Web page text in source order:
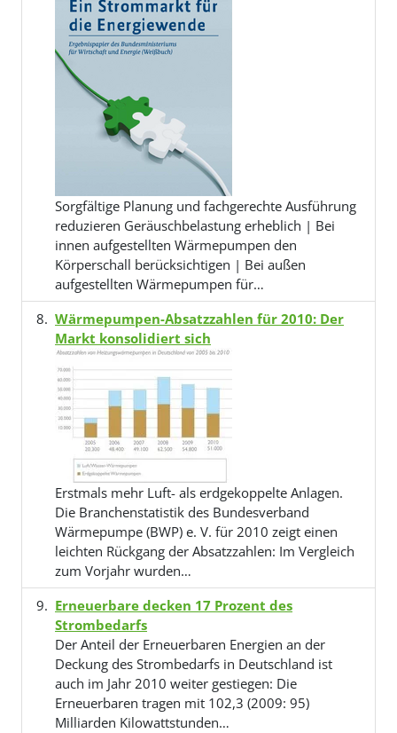
Sorgfältige Planung und fachgerechte Ausführung
reduzieren Geräuschbelastung erheblich | Bei
innen aufgestellten Wärmepumpen den
Körperschall berücksichtigen | Bei außen
aufgestellten Wärmepumpen für…
Wärmepumpen-Absatzzahlen für 2010: Der
Markt konsolidiert sich
Erstmals mehr Luft- als erdgekoppelte Anlagen.
Die Branchenstatistik des Bundesverband
Wärmepumpe (BWP) e. V. für 2010 zeigt einen
leichten Rückgang der Absatzzahlen: Im Vergleich
zum Vorjahr wurden…
Erneuerbare decken 17 Prozent des
Strombedarfs
Der Anteil der Erneuerbaren Energien an der
Deckung des Strombedarfs in Deutschland ist
auch im Jahr 2010 weiter gestiegen: Die
Erneuerbaren tragen mit 102,3 (2009: 95)
Milliarden Kilowattstunden…